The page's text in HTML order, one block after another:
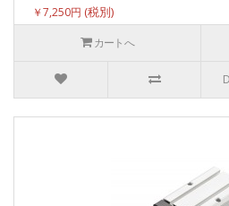
￥7,250円
カートへ